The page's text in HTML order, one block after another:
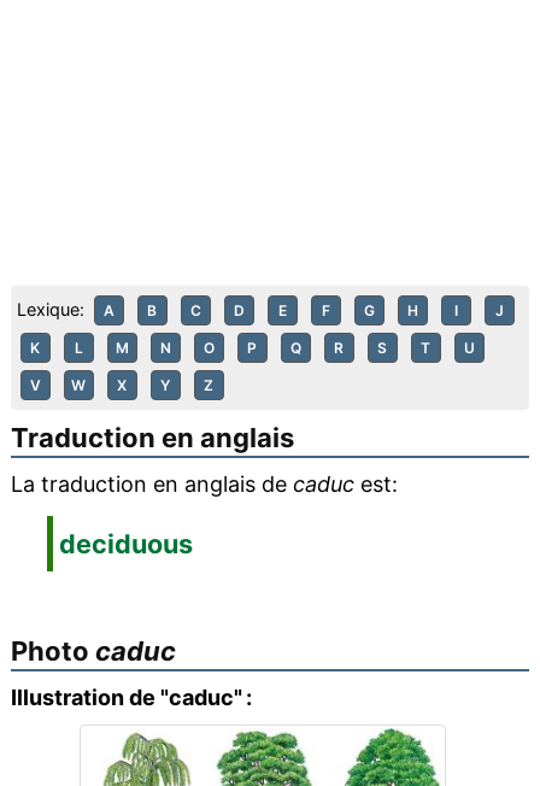
Lexique: A B C D E F G H I J
K L M N O P Q R S T U
V W X Y Z
Traduction en anglais
La traduction en anglais de caducest:
deciduous
Photo caduc
Illustration de "caduc" :